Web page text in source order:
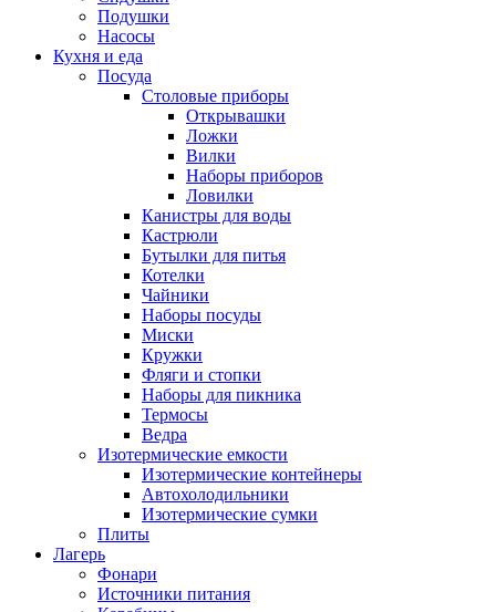
Подушки
Насосы
Кухня и еда
Посуда
Столовые приборы
Открывашки
Ложки
Вилки
Наборы приборов
Ловилки
Канистры для воды
Кастрюли
Бутылки для питья
Котелки
Чайники
Наборы посуды
Миски
Кружки
Фляги и стопки
Наборы для пикника
Термосы
Ведра
Изотермические емкости
Изотермические контейнеры
Автохолодильники
Изотермические сумки
Плиты
Лагерь
Фонари
Источники питания